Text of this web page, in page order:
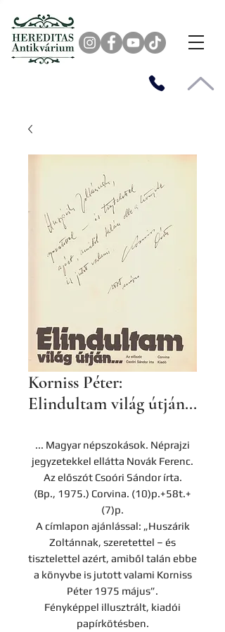
Korniss Péter:
Elindultam világ útján...
... Magyar népszokások. Néprajzi
jegyzetekkel ellátta Novák Ferenc.
Az előszót Csoóri Sándor írta.
(Bp., 1975.) Corvina. (10)p.+58t.+
(7)p.
A címlapon ajánlással: „Huszárik
Zoltánnak, szeretettel – és
tisztelettel azért, amiből talán ebbe
a könyvbe is jutott valami Korniss
Péter 1975 május”.
Fényképpel illusztrált, kiadói
papírkötésben.